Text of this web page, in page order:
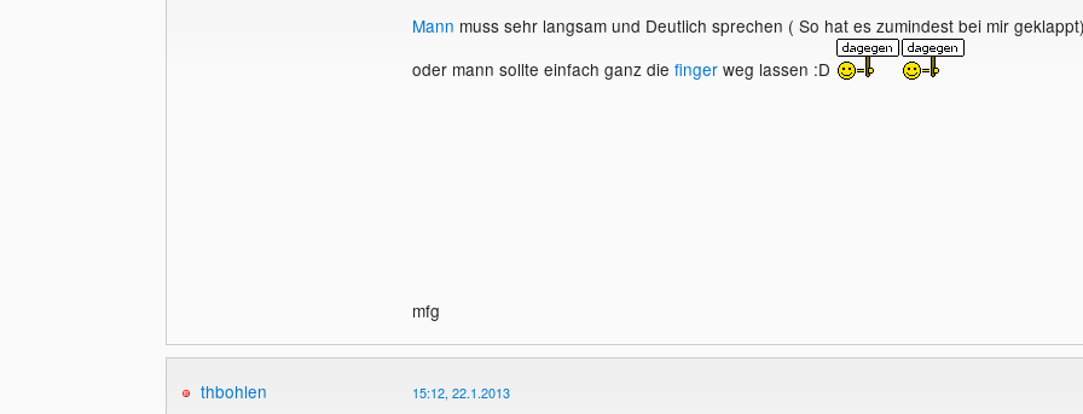
Mann muss sehr langsam und Deutlich sprechen ( So hat es zumindest bei mir
oder mann sollte einfach ganz die fingerweg lassen :D
mfg
thbohlen
15:12, 22.1.2013